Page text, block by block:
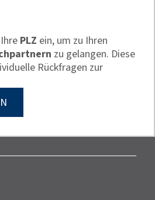
PLZ ein, um zu Ihren
zu gelangen. Diese
Rückfragen zur